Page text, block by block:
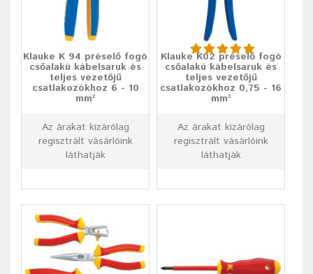
Klauke K 94 préselő fogó
csőalakú kábelsaruk és
teljes vezetőjű
csatlakozókhoz 6 - 10
mm²
Az árakat kizárólag
regisztrált vásárlóink
láthatják
Klauke K02 préselő fogó
csőalakú kábelsaruk és
teljes vezetőjű
csatlakozókhoz 0,75 - 16
mm²
Az árakat kizárólag
regisztrált vásárlóink
láthatják